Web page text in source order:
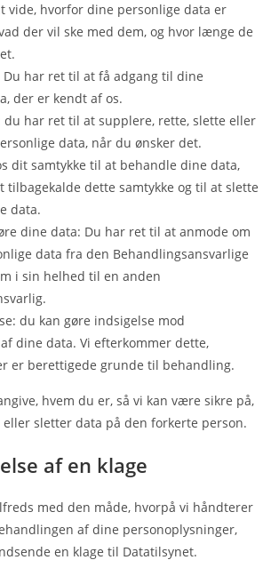
vide, hvorfor dine personlige data er
der vil ske med dem, og hvor længe de
Du har ret til at få adgang til dine
der er kendt af os.
du har ret til at supplere, rette, slette eller
data, når du ønsker det.
dit samtykke til at behandle dine data,
tilbagekalde dette samtykke og til at slette
data.
dine data: Du har ret til at anmode om
data fra den Behandlingsansvarlige
i sin helhed til en anden
du kan gøre indsigelse mod
​​dine data. Vi efterkommer dette,
er berettigede grunde til behandling.
hvem du er, så vi kan være sikre på,
sletter data på den forkerte person.
af en klage
med den måde, hvorpå vi håndterer
af ​​dine personoplysninger,
en klage til Datatilsynet.